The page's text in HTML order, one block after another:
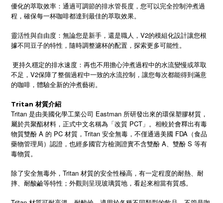
優化的萃取效率：通過可調節的排水管長度，您可以完全控制沖煮過
程，確保每一杯咖啡都達到最佳的萃取效果。
靈活性與自由度：無論您是新手，還是職人，V2的模組化設計讓您根
據不同豆子的特性，隨時調整濾杯的配置，探索更多可能性。
更持久穩定的排水速度：再也不用擔心沖煮過程中的水流變慢或萃取
不足，V2保障了整個過程中一致的水流控制，讓您每次都能得到滿意
的咖啡，體驗全新的沖煮藝術。
Tritan 材質介紹
Tritan 是由美國化學工業公司 Eastman 所研發出來的環保塑膠材質，
屬於共聚酯材料，正式中文名稱為「改質 PCT」。相較於會釋出有毒
物質雙酚 A 的 PC 材質，Tritan 安全無毒，不僅通過美國 FDA（食品
藥物管理局）認證，也經多國官方檢測證實不含雙酚 A、雙酚 S 等有
毒物質。
除了安全無毒外，Tritan 材質的安全性極高，有一定程度的耐熱、耐
摔、耐酸鹼等特性；外觀則呈現玻璃質地，看起來相當有質感。